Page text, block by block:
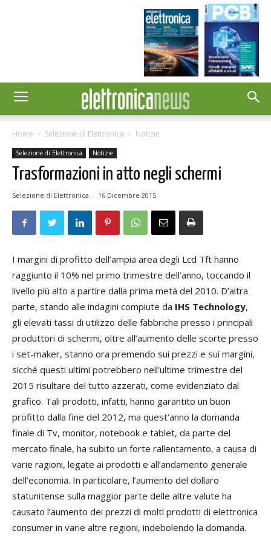
Home Selezione di Elettronica Notizie
Selezione di Elettronica Notizie
Trasformazioni in atto negli schermi
Selezione di Elettronica - 16 Dicembre 2015
I margini di profitto dell’ampia area degli Lcd Tft hanno
raggiunto il 10% nel primo trimestre dell’anno, toccando il
livello più alto a partire dalla prima metà del 2010. D’altra
parte, stando alle indagini compiute da IHS Technology,
gli elevati tassi di utilizzo delle fabbriche presso i principali
produttori di schermi, oltre all’aumento delle scorte presso
i set-maker, stanno ora premendo sui prezzi e sui margini,
sicché questi ultimi potrebbero nell’ultime trimestre del
2015 risultare del tutto azzerati, come evidenziato dal
grafico. Tali prodotti, infatti, hanno garantito un buon
profitto dalla fine del 2012, ma quest’anno la domanda
finale di Tv, monitor, notebook e tablet, da parte del
mercato finale, ha subito un forte rallentamento, a causa di
varie ragioni, legate ai prodotti e all’andamento generale
dell’economia. In particolare, l’aumento del dollaro
statunitense sulla maggior parte delle altre valute ha
causato l’aumento dei prezzi di molti prodotti di elettronica
consumer in varie altre regioni, indebolendo la domanda.